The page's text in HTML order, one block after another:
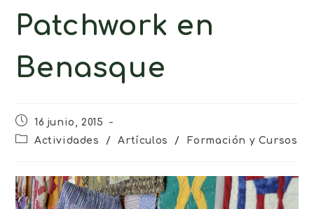
Patchwork en
Benasque
16 junio, 2015
Actividades
/ Artículos / Formación y Cursos